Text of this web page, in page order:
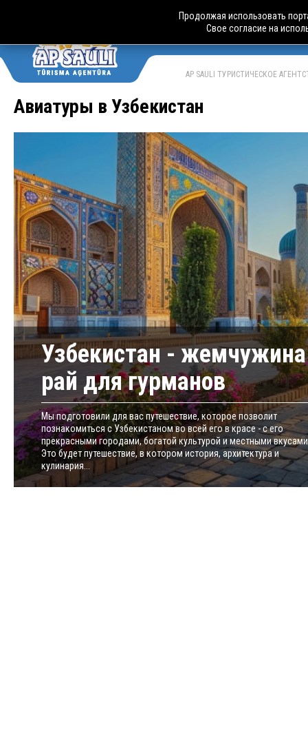
AP SAULI ТУРИСТИЧЕСКОЕ
Авиатуры в Узбекистан
Узбекистан -
рай для гурманов
Мы подготовили для вас путешествие, которое позволит
познакомиться с Узбекистаном во всей его в красе - с его
прекрасными городами, богатой культурой и местными
Это будет путешествие, в котором история, архитектура и
кулинария...
Продолжая использовать
Свое согласие на